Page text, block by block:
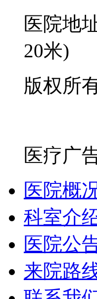
医院地
20米)
版权所
医疗广
医院概
科室介
医院公
来院路